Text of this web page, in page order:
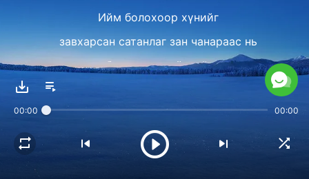
Ийм болохоор хүнийг
завхарсан сатанлаг зан чанараас нь
бүрэн аврах ёстой,
дахин хэзээ ч дордохгүйгээр бүрэн арилж,
улмаар хүний зан чанар өөрчлөгдөж чадна.
II
00:00 00:00